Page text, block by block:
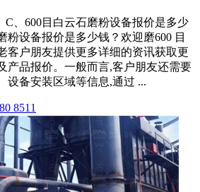
C、600目白云石磨粉设备报价是多少
粉设备报价是多少钱？欢迎磨600 目
客户朋友提供更多详细的资讯获取更
产品报价。一般而言,客户朋友还需要
设备安装区域等信息,通过 ...
8511